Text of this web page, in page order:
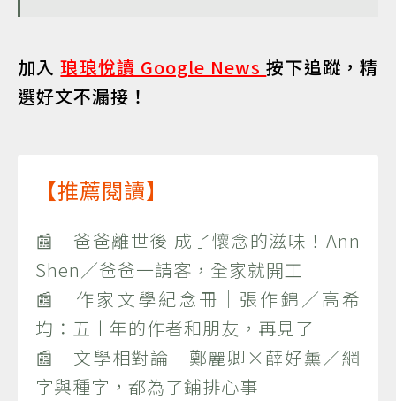
加入琅琅悅讀 Google News按下追蹤，精
選好文不漏接！
【推薦閱讀】
📰 爸爸離世後 成了懷念的滋味！Ann
Shen／爸爸一請客，全家就開工
📰 作家文學紀念冊｜張作錦／高希
均：五十年的作者和朋友，再見了
📰 文學相對論｜鄭麗卿×薛好薰／網
字與種字，都為了鋪排心事